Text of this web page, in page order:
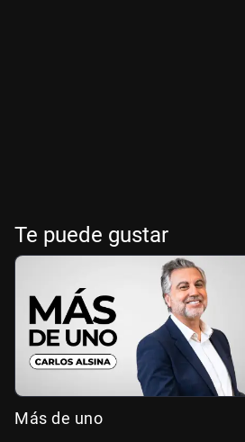
Te puede gustar
Más de uno